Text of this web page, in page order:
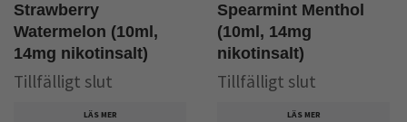
Strawberry
Watermelon (10ml,
14mg nikotinsalt)
Tillfälligt slut
LÄS MER
Spearmint Menthol
(10ml, 14mg
nikotinsalt)
Tillfälligt slut
LÄS MER